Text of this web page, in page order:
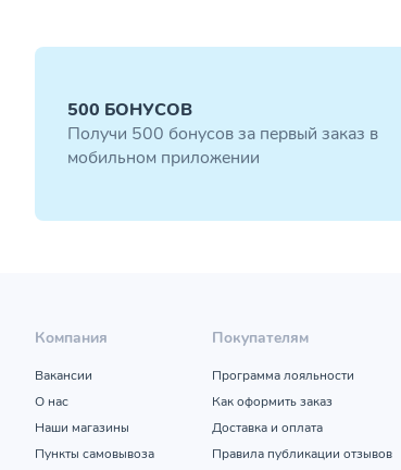
500 БОНУСОВ
Получи 500 бонусов за первый заказ в
мобильном приложении
Компания
Вакансии
О нас
Наши магазины
Пункты самовывоза
Покупателям
Программа лояльности
Как оформить заказ
Доставка и оплата
Правила публикации отзывов